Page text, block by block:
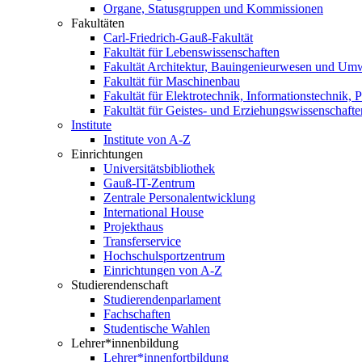
Organe, Statusgruppen und Kommissionen
Fakultäten
Carl-Friedrich-Gauß-Fakultät
Fakultät für Lebenswissenschaften
Fakultät Architektur, Bauingenieurwesen und
Fakultät für Maschinenbau
Fakultät für Elektrotechnik, Informationstechnik,
Fakultät für Geistes- und
Institute
Institute von A-Z
Einrichtungen
Universitätsbibliothek
Gauß-IT-Zentrum
Zentrale Personalentwicklung
International House
Projekthaus
Transferservice
Hochschulsportzentrum
Einrichtungen von A-Z
Studierendenschaft
Studierendenparlament
Fachschaften
Studentische Wahlen
Lehrer*innenbildung
Lehrer*innenfortbildung